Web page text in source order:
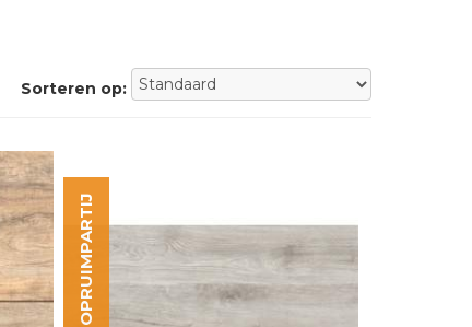
Sorteren op:
OPRUIMPARTIJ